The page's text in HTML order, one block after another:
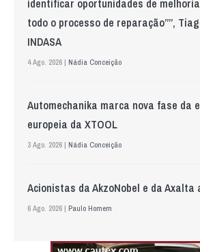
identificar oportunidades de
todo o processo de reparação””,
INDASA
4 Ago. 2026 | Nádia Conceição
Automechanika marca nova fase da
europeia da XTOOL
3 Ago. 2026 | Nádia Conceição
Acionistas da AkzoNobel e da Axalta
6 Ago. 2026 | Paulo Homem